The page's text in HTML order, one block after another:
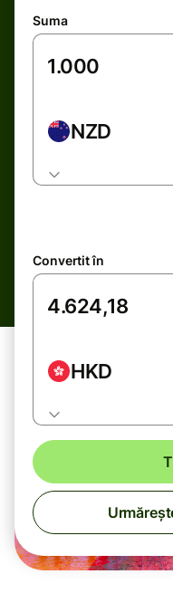
Suma
NZD
Convertit în
HKD